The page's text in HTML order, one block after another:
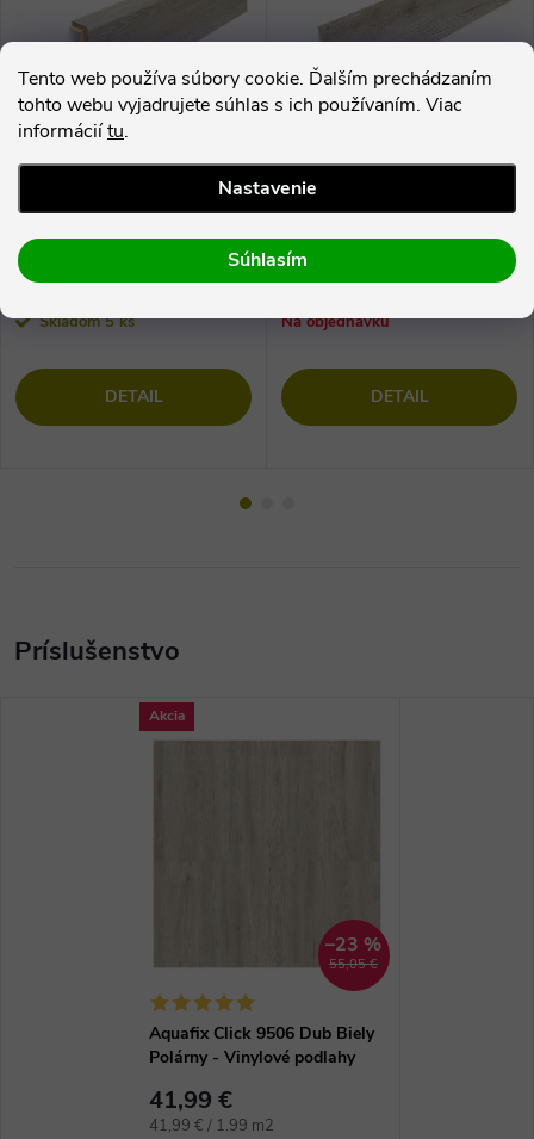
Tento web používa súbory cookie. Ďalším prechádzaním
tohto webu vyjadrujete súhlas s ich používaním. Viac
informáciítu.
Nastavenie
Súhlasím
Click / Aquafix Click 9506 Dub
biely polárny
Skladom5 ks
DETAIL
Click / Aquafix Click 9506 Dub
Na objednávku
DETAIL
Akcia
55,05 €
–23 %
Aquafix Click 9506 Dub Biely
Polárny - Vinylové podlahy
41,99 €
Jednotková
41,99 € / 1.99 m2